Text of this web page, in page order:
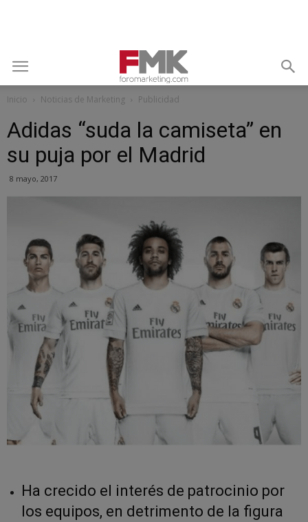
Inicio Noticias de Marketing Publicidad
Adidas “suda la camiseta” en
su puja por el Madrid
8 mayo, 2017
Ha crecido el interés de patrocinio por
los equipos, en detrimento de la figura